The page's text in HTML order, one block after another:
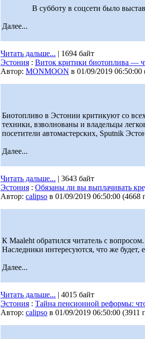
В субботу в соцсети было
Далее...
Читать дальше... | 1694 байт
Эстония : Виток критики биотоплива —
Автор: MONMOON в 01/09/2019 06:50:00
Биотопливо в Эстонии критикуют со
техники, взволнованы и владельцы
посетители автомастерских, Sputnik
Далее...
Читать дальше... | 3643 байт
Эстония : Обязаны ли вы выплачивать
Автор: calipso в 01/09/2019 06:50:00 (4668
К Maaleht обратился читатель с
Наследники интересуются, что же будет,
Далее...
Читать дальше... | 4015 байт
Эстония : Тайна пенсионной реформы:
Автор: calipso в 01/09/2019 06:50:00 (3911